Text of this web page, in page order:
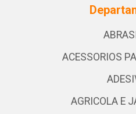
ACESSORIOS
AGRICOLA E